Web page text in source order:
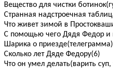
Вещество для чистки
Странная надстроечная
Что живет зимой в
С помощью чего Дядя Федор и
Шарика о приезде(телеграмма)
Сколько лет Дяде Федору(6)
Что он умел делать(варить суп,